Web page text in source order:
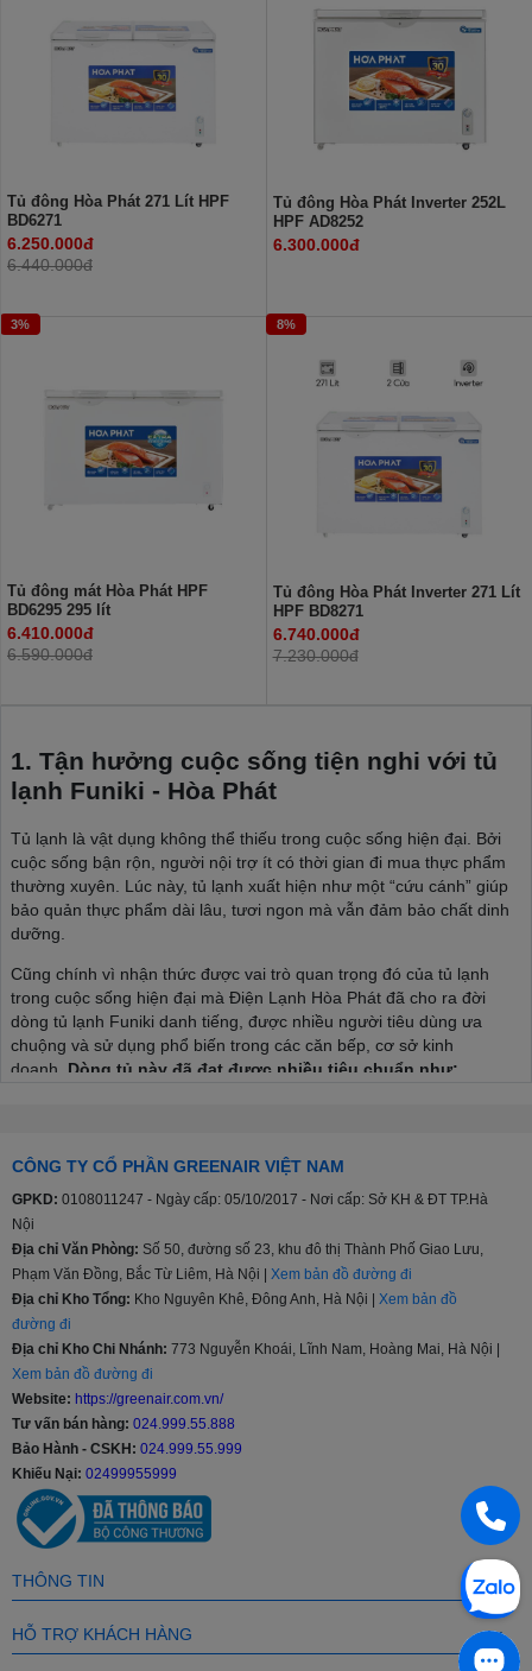
Tủ đông Hòa Phát 271 Lít HPF
BD6271
6.250.000đ
6.440.000đ
Tủ đông Hòa Phát Inverter 252L
HPF AD8252
6.300.000đ
3%
Tủ đông mát Hòa Phát HPF
BD6295 295 lít
6.410.000đ
6.590.000đ
8%
Tủ đông Hòa Phát Inverter 271 Lít
HPF BD8271
6.740.000đ
7.230.000đ
1. Tận hưởng cuộc sống tiện nghi với tủ
lạnh Funiki - Hòa Phát
Tủ lạnh là vật dụng không thể thiếu trong cuộc sống hiện đại. Bởi
cuộc sống bận rộn, người nội trợ ít có thời gian đi mua thực phẩm
thường xuyên. Lúc này, tủ lạnh xuất hiện như một “cứu cánh” giúp
bảo quản thực phẩm dài lâu, tươi ngon mà vẫn đảm bảo chất dinh
dưỡng.
Cũng chính vì nhận thức được vai trò quan trọng đó của tủ lạnh
trong cuộc sống hiện đại mà Điện Lạnh Hòa Phát đã cho ra đời
dòng tủ lạnh Funiki danh tiếng, được nhiều người tiêu dùng ưa
chuộng và sử dụng phổ biến trong các căn bếp, cơ sở kinh
doanh. Dòng tủ này đã đạt được nhiều tiêu chuẩn như:
Tiêu chuẩn cụ thể về mức độ an toàn đối với tủ lạnh, tủ đông
lạnh thực phẩm và tủ đá TCVN 5699-2-24:1998.
Tiêu chuẩn năng lượng Việt Nam TCVN 7828:2016; TCVN
Quy chuẩn kỹ thuật quốc gia về tương thích điện từ đối với
thiết bị điện và điện tử gia dụng và các mục đích tương tự
QCVN 9:2012/BKHCN.
Đặc biệt, tủ lạnh Funiki còn chinh phục người dùng bởi các
ưu điểm như:
Công nghệ Silver Nano
mức vi mô, chỉ từ 3 – 5 nano mét nên có thể bao bọc trực
tiếp lấy tế bào vi khuẩn, phá vỡ cấu trúc của tế bào, tiêu diệt
và ngăn chặn sự phát triển của vi khuẩn. Không những thế,
công nghệ này còn giúp bảo quản thực phẩm tốt hơn, tươi
lâu hơn, trọn vẹn các dưỡng chất.
Mẫu mã đa dạng, chia ngăn khoa học
: Tủ lạnh Funiki có
đủ các dung tích từ 46 – 209l, có cả loại thường lẫn loại
Inverter, cả loại làm lạnh trực tiếp lẫn làm lạnh gián tiếp với 2
màu cơ bản là bạc, đen. Một chiếc tủ có thể có nhiều ngăn
để đựng các loại thực phẩm khác nhau như ngăn đá; hộp
đựng rau quả; hộp đựng bơ, sữa; ngăn bảo quản thực phẩm
CÔNG TY CỔ PHẦN GREENAIR VIỆT NAM
GPKD: 0108011247 - Ngày cấp: 05/10/2017 - Nơi cấp: Sở KH & ĐT TP.Hà
Nội
Địa chỉ Văn Phòng: Số 50, đường số 23, khu đô thị Thành Phố Giao Lưu,
Phạm Văn Đồng, Bắc Từ Liêm, Hà Nội | Xem bản đồ đường đi
Địa chỉ Kho Tổng: Kho Nguyên Khê, Đông Anh, Hà Nội | Xem bản đồ
đường đi
Địa chỉ Kho Chi Nhánh: 773 Nguyễn Khoái, Lĩnh Nam, Hoàng Mai, Hà Nội |
Xem bản đồ đường đi
Website: https://greenair.com.vn/
Tư vấn bán hàng: 024.999.55.888
Bảo Hành - CSKH: 024.999.55.999
Khiếu Nại: 02499955999
THÔNG TIN
HỖ TRỢ KHÁCH HÀNG